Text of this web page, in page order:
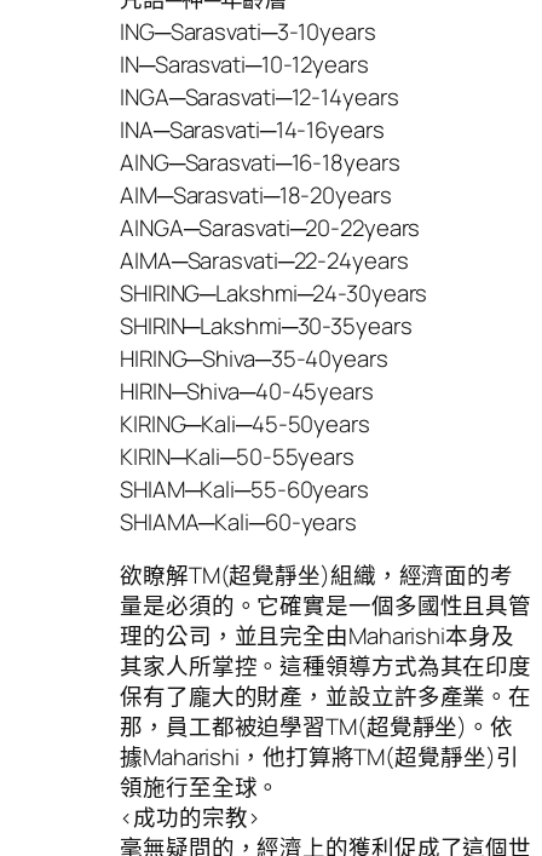
ING─Sarasvati─3-10years
IN─Sarasvati─10-12years
INGA─Sarasvati─12-14years
INA─Sarasvati─14-16years
AING─Sarasvati─16-18years
AIM─Sarasvati─18-20years
AINGA─Sarasvati─20-22years
AIMA─Sarasvati─22-24years
SHIRING─Lakshmi─24-30years
SHIRIN─Lakshmi─30-35years
HIRING─Shiva─35-40years
HIRIN─Shiva─40-45years
KIRING─Kali─45-50years
KIRIN─Kali─50-55years
SHIAM─Kali─55-60years
SHIAMA─Kali─60-years
欲瞭解TM(超覺靜坐)組織，經濟面的考
量是必須的。它確實是一個多國性且具管
理的公司，並且完全由Maharishi本身及
其家人所掌控。這種領導方式為其在印度
保有了龐大的財產，並設立許多產業。在
那，員工都被迫學習TM(超覺靜坐)。依
據Maharishi，他打算將TM(超覺靜坐)引
領施行至全球。
<成功的宗教>
毫無疑問的，經濟上的獲利促成了這個世